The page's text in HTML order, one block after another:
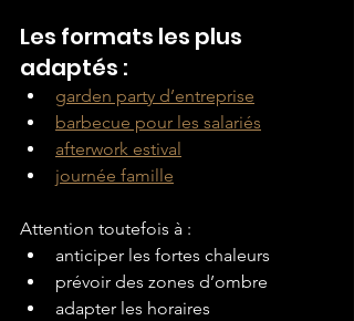
Les formats les plus
adaptés :
garden party d’entreprise
barbecue pour les salariés
afterwork estival
journée famille
Attention toutefois à :
anticiper les fortes chaleurs
prévoir des zones d’ombre
adapter les horaires